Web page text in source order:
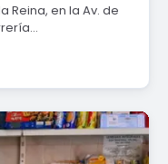
Reina, en la Av. de